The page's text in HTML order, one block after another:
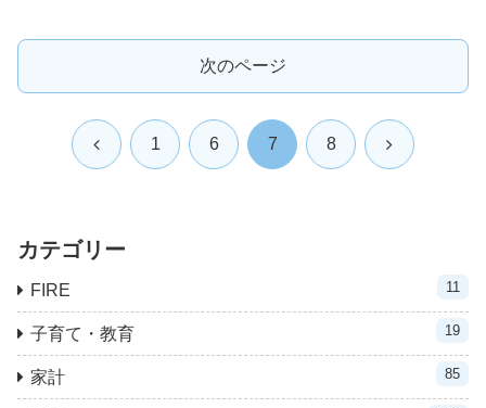
次のページ
前 1 6 7 8 次
カテゴリー
FIRE 11
子育て・教育 19
家計 85